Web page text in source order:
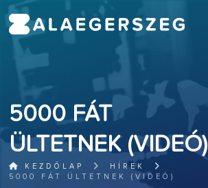
5000 FÁT
ÜLTETNEK (VIDEÓ)
KEZDŐLAP
HÍREK
5000 FÁT ÜLTETNEK (VIDEÓ)